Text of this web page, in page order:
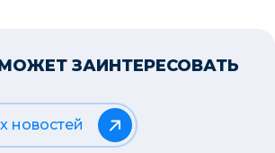
ЗАИНТЕРЕСОВАТЬ
новостей